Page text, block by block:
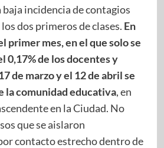
baja incidencia de contagios
dos primeros de clases. En
primer mes, en el que solo se
0,17% de los docentes y
de marzo y el 12 de abril se
la comunidad educativa, en
en la Ciudad. No
que se aislaron
contacto estrecho dentro de